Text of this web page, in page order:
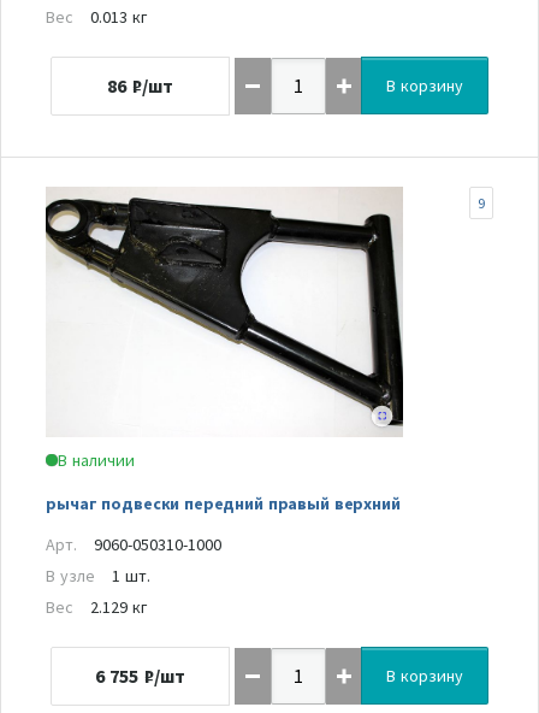
Вес
0.013 кг
86 ₽/шт В корзину
В наличии
рычаг подвески передний правый верхний
9
Арт.
9060-050310-1000
В узле
1 шт.
Вес
2.129 кг
6 755 ₽/шт В корзину